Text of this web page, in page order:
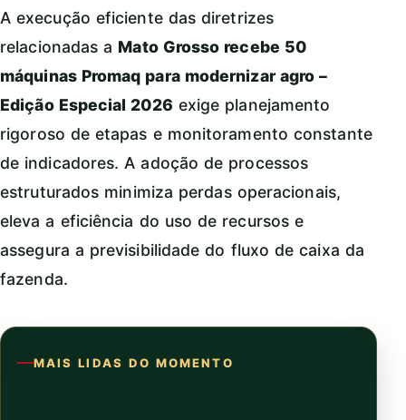
A execução eficiente das diretrizes
relacionadas a Mato Grosso recebe 50
máquinas Promaq para modernizar agro –
Edição Especial 2026 exige planejamento
rigoroso de etapas e monitoramento constante
de indicadores. A adoção de processos
estruturados minimiza perdas operacionais,
eleva a eficiência do uso de recursos e
assegura a previsibilidade do fluxo de caixa da
fazenda.
MAIS LIDAS DO MOMENTO